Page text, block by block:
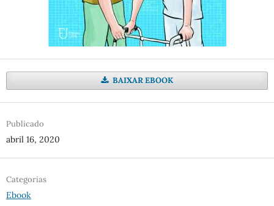
BAIXAR EBOOK
Publicado
abril 16, 2020
Categorias
Ebook